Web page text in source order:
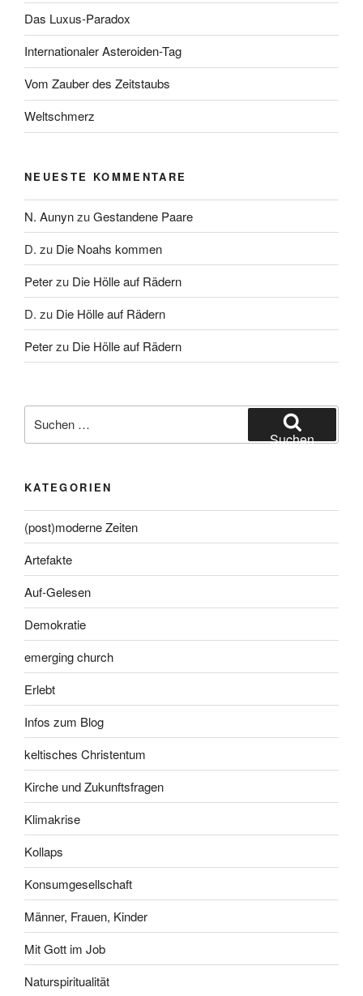
Das Luxus-Paradox
Internationaler Asteroiden-Tag
Vom Zauber des Zeitstaubs
Weltschmerz
NEUESTE KOMMENTARE
N. AunynzuGestandene Paare
D. zu Die Noahs kommen
Peterzu Die Hölle auf Rädern
D. zu Die Hölle auf Rädern
Peterzu Die Hölle auf Rädern
nach:
Suchen
KATEGORIEN
(post)moderne Zeiten
Artefakte
Auf-Gelesen
Demokratie
emerging church
Erlebt
Infos zum Blog
keltisches Christentum
Kirche und Zukunftsfragen
Klimakrise
Kollaps
Konsumgesellschaft
Männer, Frauen, Kinder
Mit Gott im Job
Naturspiritualität